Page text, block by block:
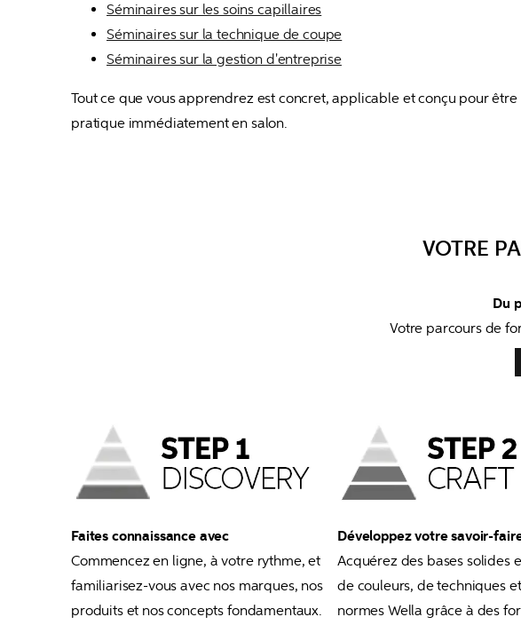
Séminaires sur les soins capillaires
Séminaires sur la technique de coupe
Séminaires sur la gestion d'entreprise
Tout ce que vous apprendrez est concret, applicable et conçu pour être
pratique immédiatement en salon.
VOTRE
Du
Votre parcours de
Faites connaissance avec
Commencez en ligne, à votre rythme, et
familiarisez-vous avec nos marques, nos
produits et nos concepts fondamentaux.
Développez votre savoir-
Acquérez des bases solides
de couleurs, de techniques
normes Wella grâce à des